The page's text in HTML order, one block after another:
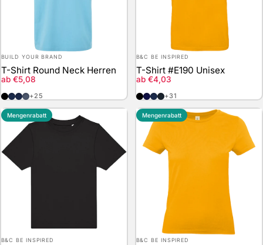
Anbieter:
BUILD YOUR BRAND
T-Shirt Round Neck Herren
Verkaufspreis
ab €5,08
Black
Navy
Light Navy
Vintage Blue
+25
Anbieter:
B&C BE INSPIRED
T-Shirt #E190 Unisex
Verkaufspreis
ab €4,03
Black
Navy Blue
Navy
Used Black
+31
Mengenrabatt
Anbieter:
B&C BE INSPIRED
Mengenrabatt
Anbieter:
B&C BE INSPIRED